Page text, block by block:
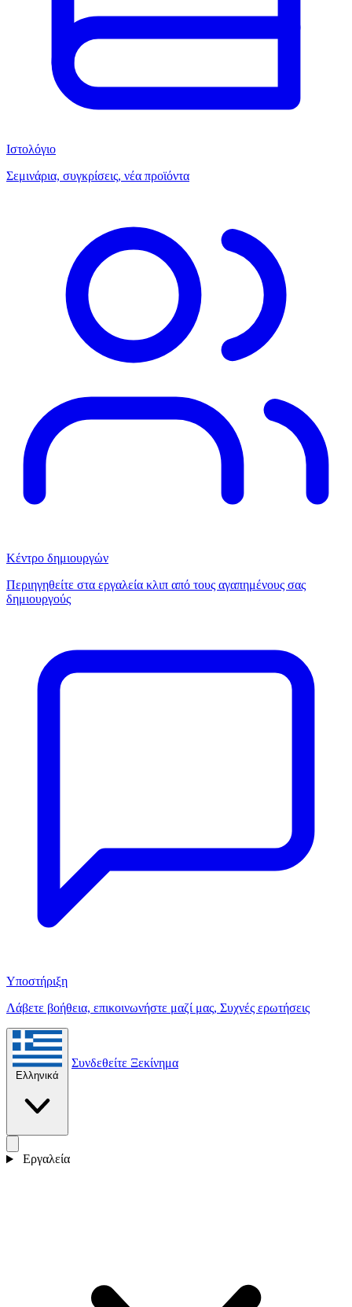
Ιστολόγιο
Σεμινάρια, συγκρίσεις, νέα προϊόντα
Κέντρο δημιουργών
Περιηγηθείτε στα εργαλεία κλιπ από τους αγαπημένους σας
δημιουργούς
Υποστήριξη
Λάβετε βοήθεια, επικοινωνήστε μαζί μας, Συχνές ερωτήσεις
Ελληνικά
Συνδεθείτε Ξεκίνημα
Εργαλεία